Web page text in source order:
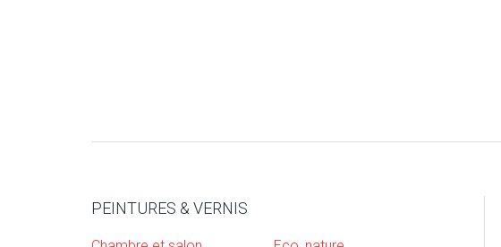
PEINTURES & VERNIS